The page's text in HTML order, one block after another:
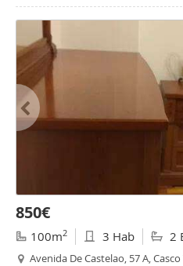
850€
100m2 3 Hab 2
Avenida De Castelao, 57 A,